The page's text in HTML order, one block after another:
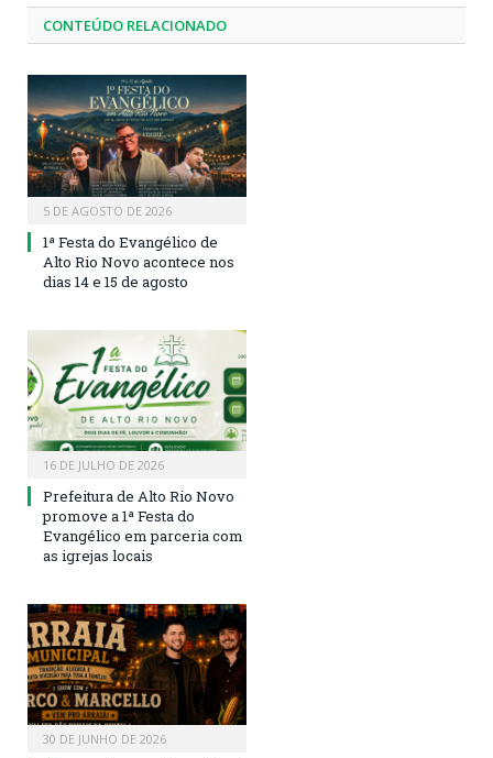
CONTEÚDO RELACIONADO
5 DE AGOSTO DE 2026
1ª Festa do Evangélico de
Alto Rio Novo acontece nos
dias 14 e 15 de agosto
16 DE JULHO DE 2026
Prefeitura de Alto Rio Novo
promove a 1ª Festa do
Evangélico em parceria com
as igrejas locais
30 DE JUNHO DE 2026